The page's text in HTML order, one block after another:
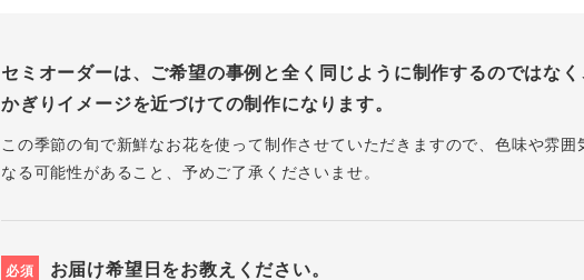
セミオーダーは、ご希望の事例と全く同じように制作するのではな
かぎりイメージを近づけての制作になります。
この季節の旬で新鮮なお花を使って制作させていただきますので、色味や雰囲
なる可能性があること、予めご了承くださいませ。
必須 お届け希望日をお教えください。